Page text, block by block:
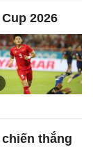
2026
thắng